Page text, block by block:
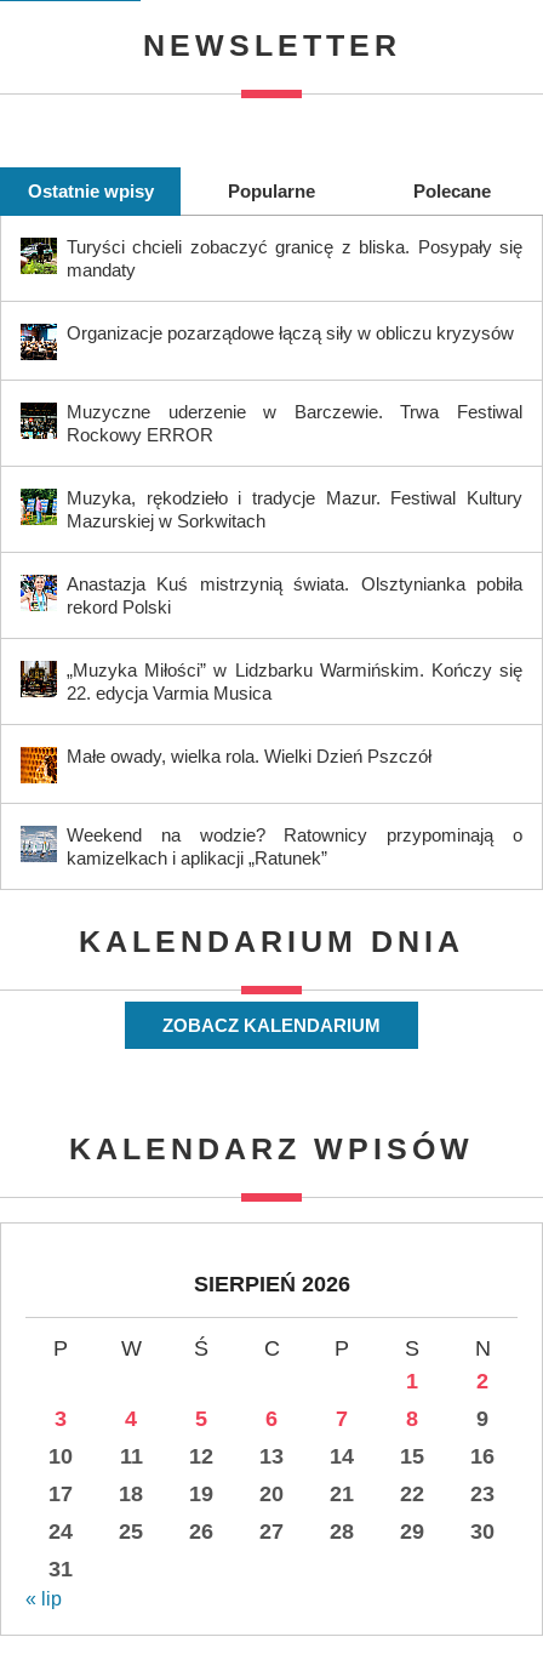
NEWSLETTER
Ostatnie wpisy Popularne Polecane
Turyści chcieli zobaczyć granicę z bliska. Posypały się
mandaty
Organizacje pozarządowe łączą siły w obliczu kryzysów
Muzyczne uderzenie w Barczewie. Trwa Festiwal
Rockowy ERROR
Muzyka, rękodzieło i tradycje Mazur. Festiwal Kultury
Mazurskiej w Sorkwitach
Anastazja Kuś mistrzynią świata. Olsztynianka pobiła
rekord Polski
„Muzyka Miłości” w Lidzbarku Warmińskim. Kończy się
22. edycja Varmia Musica
Małe owady, wielka rola. Wielki Dzień Pszczół
Weekend na wodzie? Ratownicy przypominają o
kamizelkach i aplikacji „Ratunek”
KALENDARIUM DNIA
ZOBACZ KALENDARIUM
KALENDARZ WPISÓW
SIERPIEŃ 2026
P W Ś C P S
N
1
2
3
4 5 6 7 8
9
10
11 12 13 14 15
16
17
18 19 20 21 22
23
24
25 26 27 28 29
30
31
« lip